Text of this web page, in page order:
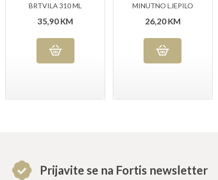
BRTVILA 310 ML
35,90KM
MINUTNO LJEPILO
26,20KM
Prijavite se na Fortis newsletter